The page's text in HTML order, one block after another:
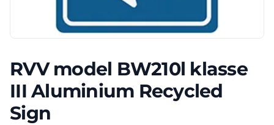
RVV model BW210l klasse
III Aluminium Recycled
Sign